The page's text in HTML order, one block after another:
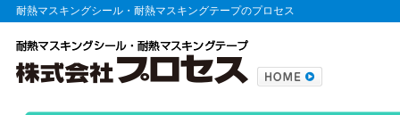
耐熱マスキングシール・耐熱マスキングテープのプロセス